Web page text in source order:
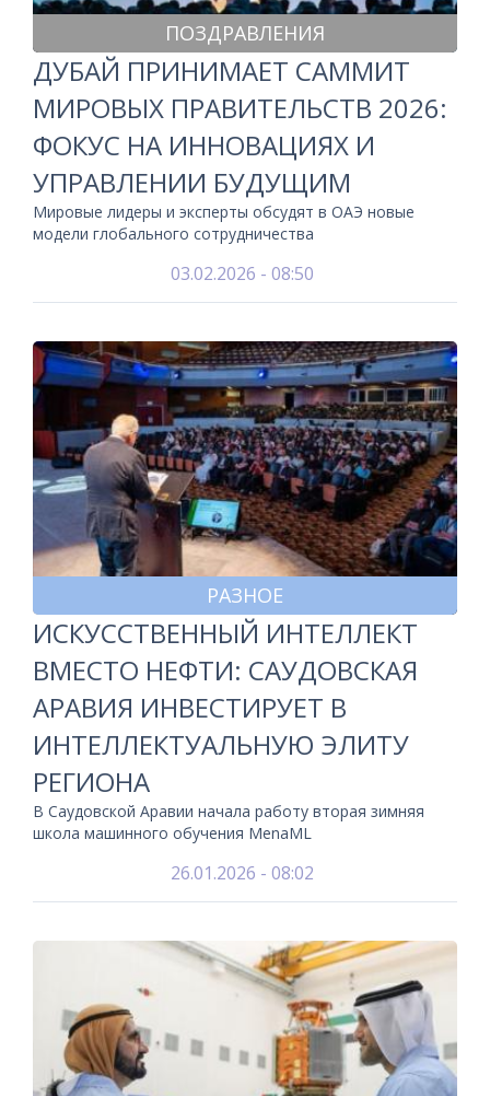
ПОЗДРАВЛЕНИЯ
ДУБАЙ ПРИНИМАЕТ САММИТ
МИРОВЫХ ПРАВИТЕЛЬСТВ 2026:
ФОКУС НА ИННОВАЦИЯХ И
УПРАВЛЕНИИ БУДУЩИМ
Мировые лидеры и эксперты обсудят в ОАЭ новые
модели глобального сотрудничества
03.02.2026 - 08:50
РАЗНОЕ
ИСКУССТВЕННЫЙ ИНТЕЛЛЕКТ
ВМЕСТО НЕФТИ: САУДОВСКАЯ
АРАВИЯ ИНВЕСТИРУЕТ В
ИНТЕЛЛЕКТУАЛЬНУЮ ЭЛИТУ
РЕГИОНА
В Саудовской Аравии начала работу вторая зимняя
школа машинного обучения MenaML
26.01.2026 - 08:02